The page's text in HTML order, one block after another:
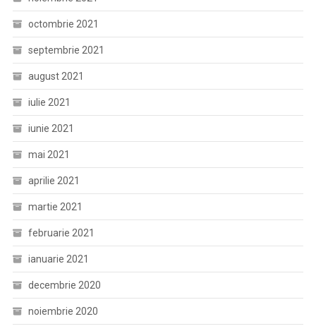
octombrie 2021
septembrie 2021
august 2021
iulie 2021
iunie 2021
mai 2021
aprilie 2021
martie 2021
februarie 2021
ianuarie 2021
decembrie 2020
noiembrie 2020